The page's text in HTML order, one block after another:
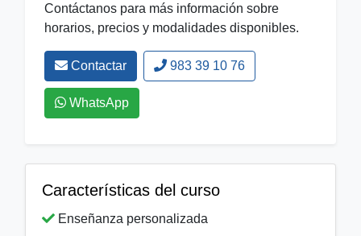
Contáctanos para más información sobre
horarios, precios y modalidades disponibles.
Contactar 983 39 10 76
WhatsApp
Características del curso
Enseñanza personalizada